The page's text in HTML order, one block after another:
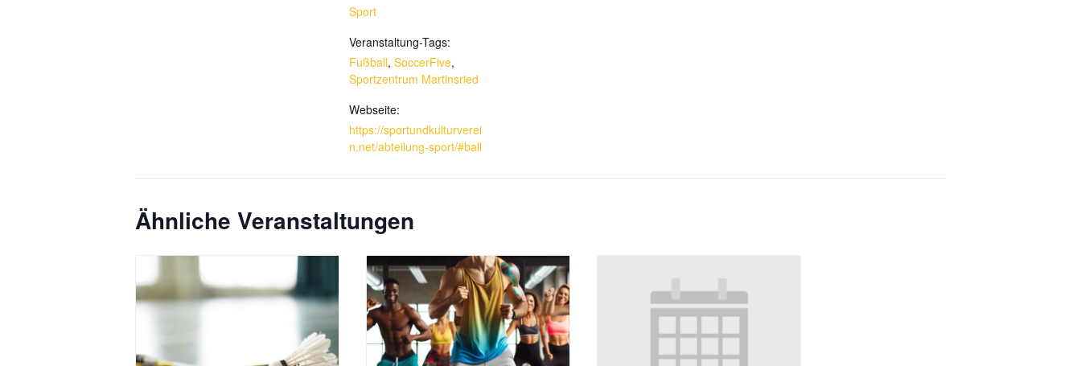
Sport
Veranstaltung-Tags:
Fußball, SoccerFive,
Sportzentrum Martinsried
Webseite:
https://sportundkulturverei
n.net/abteilung-sport/#ball
Ähnliche Veranstaltungen